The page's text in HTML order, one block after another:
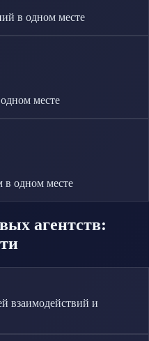
в одном месте
месте
в одном месте
агентств:
взаимодействий и